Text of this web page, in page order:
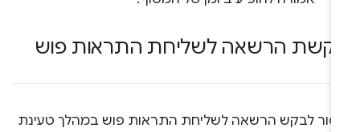
הרשאה לשליחת התראות פוש
לבקש הרשאה לשליחת התראות פוש במהלך טעינת